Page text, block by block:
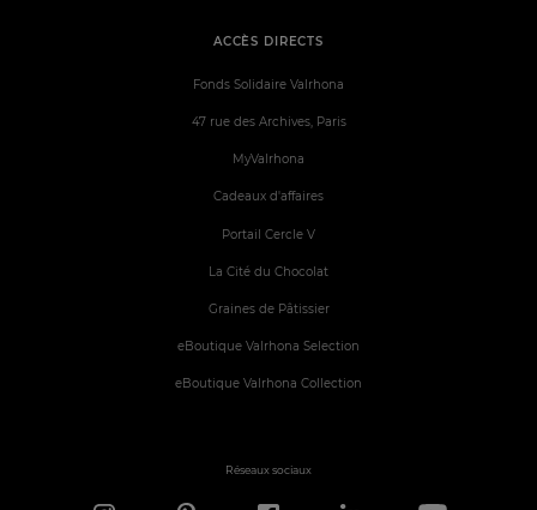
ACCÈS DIRECTS
Fonds Solidaire Valrhona
47 rue des Archives, Paris
MyValrhona
Cadeaux d'affaires
Portail Cercle V
La Cité du Chocolat
Graines de Pâtissier
eBoutique Valrhona Selection
eBoutique Valrhona Collection
Réseaux sociaux